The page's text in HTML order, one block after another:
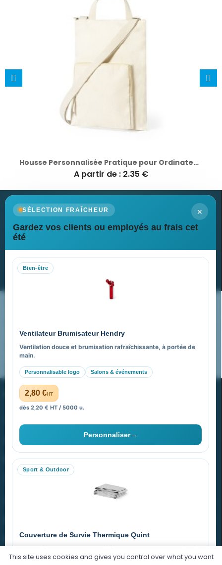
Housse Personnalisée Pratique pour Ordinateur Portable - Leduc
A partir de : 2.35 €
×
SÉLECTION FRAÎCHEUR
Gardez vos clients ou employés au frais cet
été
Bien-être
Ventilateur Brumisateur Hendry
Ventilation douce et brumisation rafraîchissante, à portée de
main.
Personnalisable logo Salons & événements
2,80 €HT
dès 2,20 € HT / 5000 u.
Personnaliser→
Sport & Outdoor
Couverture de Survie Thermique Quint
Imperméable et coupe-vent, idéale pour le sport et le plein air.
Newsletter
Recevez nos dernières nouvelles et nos offres spéciales
Nos expertises & accompagnement global
FAQ sur Promenoch Goodies Pub France
Pourquoi ça a marché à 100% pour moi ?
PROMENOCH GOODIES
40 rue Madeleine Michelis
92 200 Neuilly
NOTRE SOCIÉTÉ
This site uses cookies and gives you control over what you want